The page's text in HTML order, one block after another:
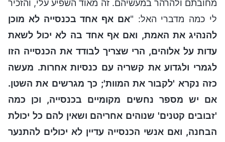
מחובתם ולהרהר במעשיהם. זה מאוד השפיע עלי, והזכיר
לי כמה מדברי האל: "אם אף אחד בכנסייה לא מוכן
להנהיג את האמת, ואם אף אחד בה לא יכול לשאת
עדות על אלוהים, הרי שצריך לבודד את הכנסייה הזו
לגמרי ולגדוע את קשריה עם כנסיות אחרות. מעשה
כזה נקרא 'לקבור את המוות'; כך מגרשים את השטן.
אם יש מספר נחשים מקומיים בכנסייה, וכן כמה
'זבובים קטנים' שנוהים אחריהם ושאין להם כל יכולת
הבחנה, ואם אנשי הכנסייה עדיין לא יכולים להתנער